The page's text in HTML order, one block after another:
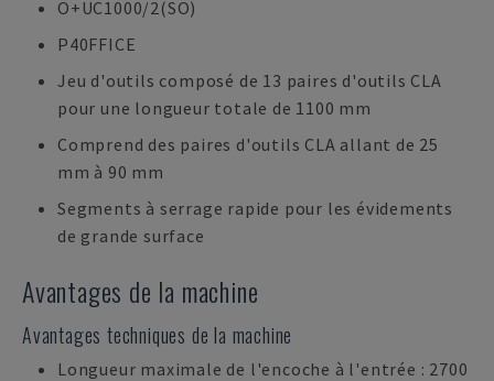
O+UC1000/2(SO)
P40FFICE
Jeu d'outils composé de 13 paires d'outils CLA
pour une longueur totale de 1100 mm
Comprend des paires d'outils CLA allant de 25
mm à 90 mm
Segments à serrage rapide pour les évidements
de grande surface
Avantages de la machine
Avantages techniques de la machine
Longueur maximale de l'encoche à l'entrée : 2700